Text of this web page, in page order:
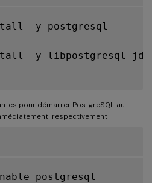
- y postgresql
- y libpostgresql -
pour démarrer PostgreSQL au
respectivement :
postgresql